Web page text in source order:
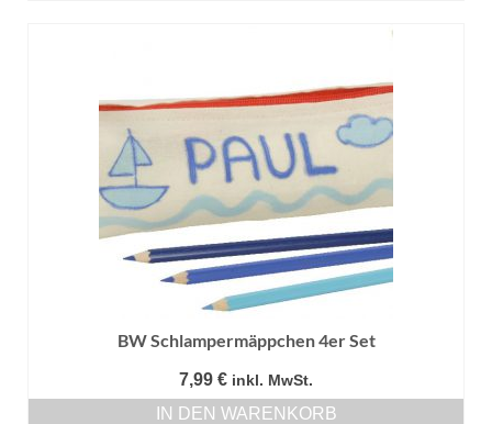
BW Schlampermäppchen 4er Set
7,99 € inkl. MwSt.
IN DEN WARENKORB